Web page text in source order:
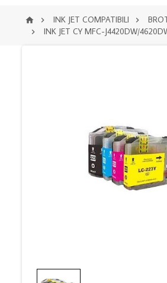
  INK JET COMPATIBILI 
 INK JET CY MFC-J4420DW/